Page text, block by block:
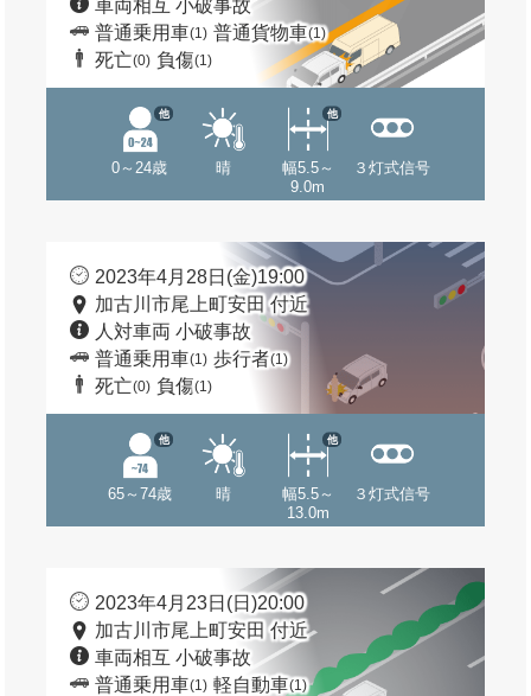
車両相互 小破事故
普通乗用車(1) 普通貨物車(1)
死亡(0) 負傷(1)
0～24歳
他
晴
幅5.5～
9.0m
他
３灯式信号
2023年4月28日(金)19:00
加古川市尾上町安田 付近
人対車両 小破事故
普通乗用車(1) 歩行者(1)
死亡(0) 負傷(1)
65～74歳
他
晴
幅5.5～
13.0m
他
３灯式信号
2023年4月23日(日)20:00
加古川市尾上町安田 付近
車両相互 小破事故
普通乗用車(1) 軽自動車(1)